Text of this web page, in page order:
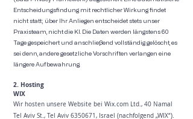
Entscheidungsfindung mit rechtlicher Wirkung findet
nicht statt; über Ihr Anliegen entscheidet stets unser
Praxisteam, nicht die KI. Die Daten werden längstens 60
Tage gespeichert und anschließend vollständig gelöscht, es
sei denn, andere gesetzliche Vorschriften verlangen eine
längere Aufbewahrung.
2. Hosting
WIX
Wir hosten unsere Website bei Wix.com Ltd., 40 Namal
Tel Aviv St., Tel Aviv 6350671, Israel (nachfolgend „WIX“).